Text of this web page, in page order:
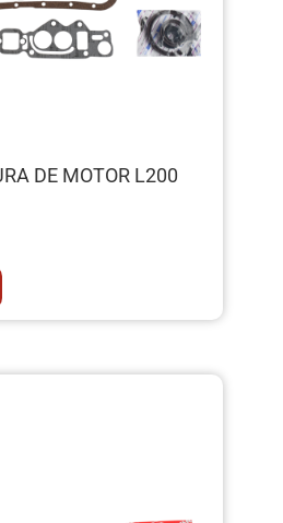
DE MOTOR L200